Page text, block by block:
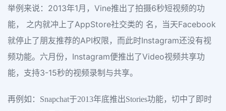
举例来说：2013年1月，Vine推出了拍摄6秒短视频的功
能， 之内就冲上了AppStore社交类的 名，当天Facebook
就停止了朋友推荐的API权限，而此时Instagram还没有视
频功能。六月份，Instagram便推出了Video视频共享功
能，支持3-15秒的视频录制与共享。
再例如：Snapchat于2013年底推出Stories功能，切中了即时